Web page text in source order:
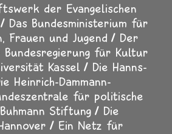
der Evangelischen
Das Bundesministerium für
Frauen und Jugend
Der
für Kultur
Kassel
Die Hanns-
Heinrich-Dammann-
für politische
Stiftung
Die
Ein Netz für